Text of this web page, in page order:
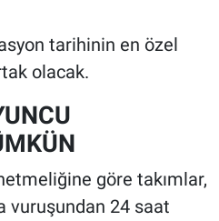
tarihinin en özel
olacak.
göre takımlar,
vuruşundan 24 saat